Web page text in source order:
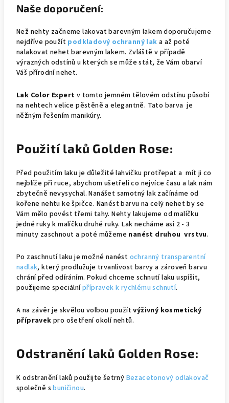
Naše doporučení:
Než nehty začneme lakovat barevným lakem doporučujeme
nejdříve použít podkladový ochranný lak a až poté
nalakovat nehet barevným lakem. Zvláště v případě
výrazných odstínů u kterých se může stát, že Vám obarví
Váš přírodní nehet.
Lak Color Expert v tomto jemném tělovém odstínu působí
na nehtech velice pěstěně a elegantně. Tato barva je
něžným řešením manikúry.
Použití laků Golden Rose:
Před použitím laku je důležité lahvičku protřepat a mít ji co
nejblíže při ruce, abychom ušetřeli co nejvíce času a lak nám
zbytečně nevysychal. Nanášet samotný lak začínáme od
kořene nehtu ke špičce. Nanést barvu na celý nehet by se
Vám mělo povést třemi tahy. Nehty lakujeme od malíčku
jedné ruky k malíčku druhé ruky. Lak necháme asi 2 - 3
minuty zaschnout a poté můžeme nanést druhou vrstvu.
Po zaschnutí laku je možné nanést ochranný transparentní
nadlak, který prodlužuje trvanlivost barvy a zároveň barvu
chrání před odíráním. Pokud chceme schnutí laku uspíšit,
použijeme speciálnípřípravek k rychlému schnutí.
A na závěr je skvělou volbou použítvýživný kosmetický
přípravekpro ošetření okolí nehtů.
Odstranění laků Golden Rose:
K odstranění laků použijte šetrný Bezacetonový odlakovač
společně sbuničinou.